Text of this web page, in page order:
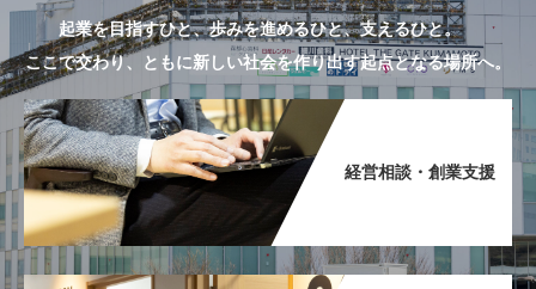
起業を目指すひと、歩みを進めるひと、支えるひと。
ここで交わり、ともに新しい社会を作り出す起点となる場所へ。
経営相談・創業支援​